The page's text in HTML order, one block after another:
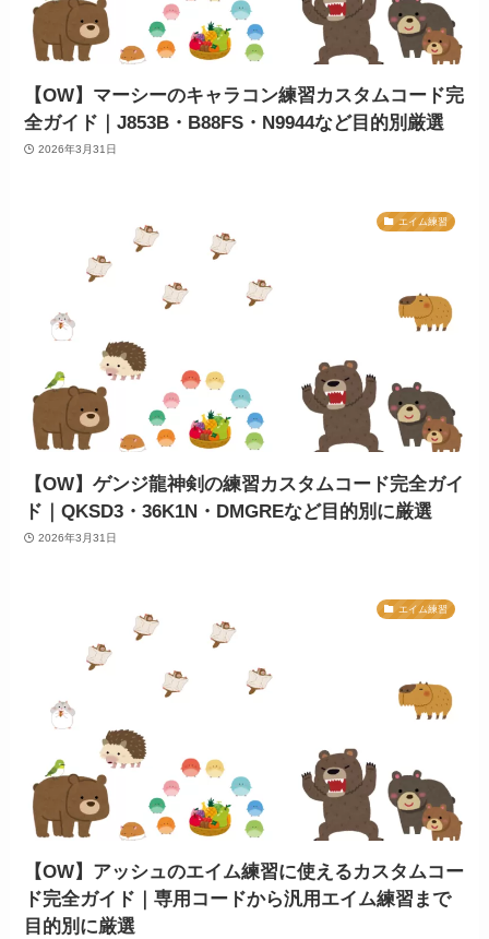
【OW】マーシーのキャラコン練習カスタムコード完
全ガイド｜J853B・B88FS・N9944など目的別厳選
2026年3月31日
エイム練習
【OW】ゲンジ龍神剣の練習カスタムコード完全ガイ
ド｜QKSD3・36K1N・DMGREなど目的別に厳選
2026年3月31日
エイム練習
【OW】アッシュのエイム練習に使えるカスタムコー
ド完全ガイド｜専用コードから汎用エイム練習まで
目的別に厳選